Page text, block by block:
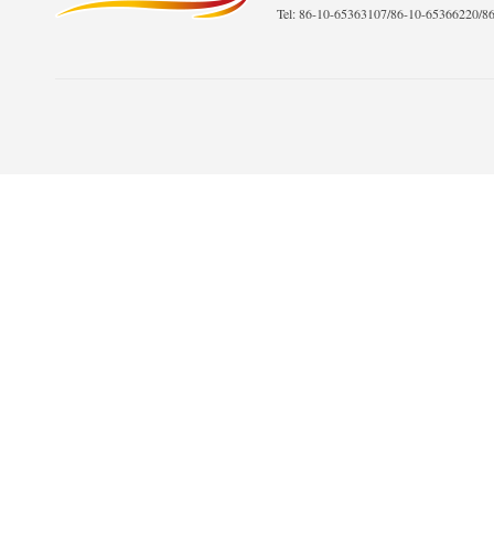
Tel: 86-10-65363107/86-10-65366220/